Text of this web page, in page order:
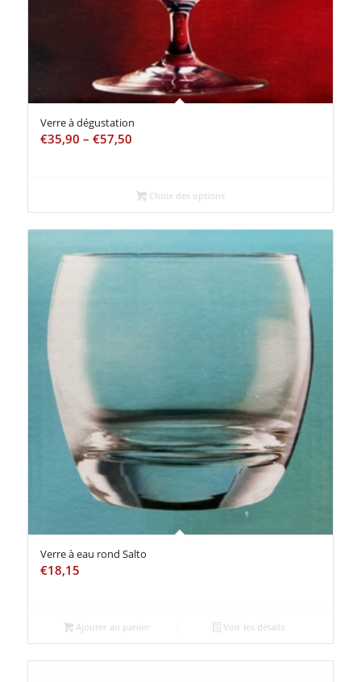
Verre à dégustation
€35,90 – €57,50
Choix des options
Verre à eau rond Salto
€18,15
Ajouter au panier Voir les détails